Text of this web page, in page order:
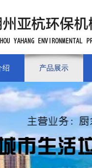
绍 产品展示